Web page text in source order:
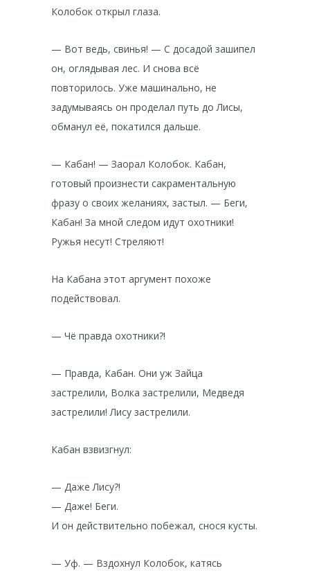
Колобок открыл глаза.
— Вот ведь, свинья! — С досадой зашипел
он, оглядывая лес. И снова всё
повторилось. Уже машинально, не
задумываясь он проделал путь до Лисы,
обманул её, покатился дальше.
— Кабан! — Заорал Колобок. Кабан,
готовый произнести сакраментальную
фразу о своих желаниях, застыл. — Беги,
Кабан! За мной следом идут охотники!
Ружья несут! Стреляют!
На Кабана этот аргумент похоже
подействовал.
— Чё правда охотники?!
— Правда, Кабан. Они уж Зайца
застрелили, Волка застрелили, Медведя
застрелили! Лису застрелили.
Кабан взвизгнул:
— Даже Лису?!
— Даже! Беги.
И он действительно побежал, снося кусты.
— Уф. — Вздохнул Колобок, катясь